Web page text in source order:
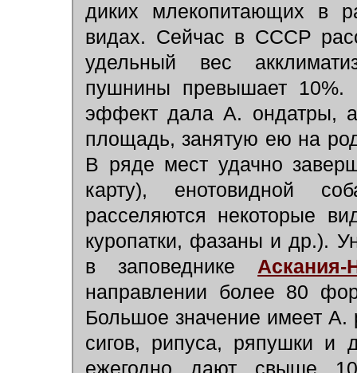
диких млекопитающих в
видах. Сейчас в СССР
удельный вес
пушнины превышает 10%.
эффект дала А. ондатры,
площадь, занятую ею на
В ряде мест удачно
карту), енотовидной
расселяются некоторые
куропатки, фазаны и др.).
в заповеднике Аскания-
направлении более 80
Большое значение имеет
сигов, рипуса, ряпушки и
ежегодно дают свыше